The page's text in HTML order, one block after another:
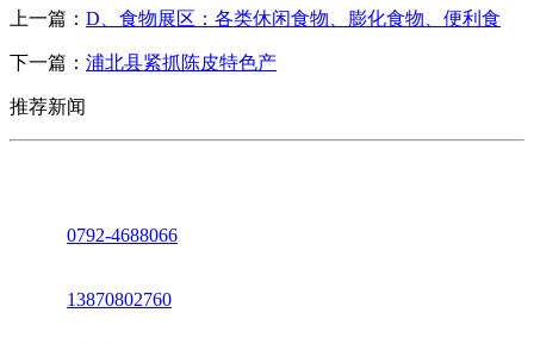
上一篇： D、食物展区：各类休闲食物、膨化食物、便利食
下一篇： 浦北县紧抓陈皮特色产
推荐新闻
0792-4688066
13870802760